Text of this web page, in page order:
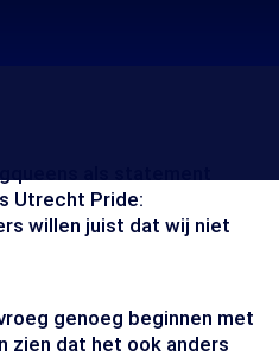
Utrecht Pride:
willen juist dat wij niet
genoeg beginnen met
zien dat het ook anders